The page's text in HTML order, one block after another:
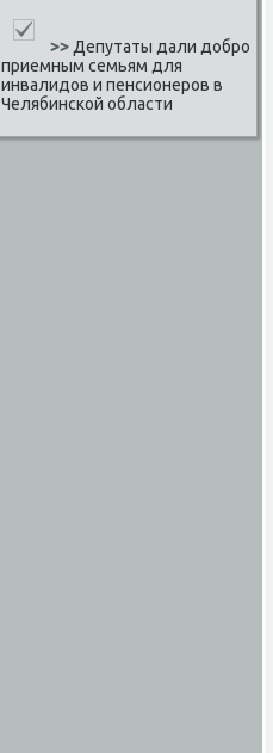
>> Депутаты дали добро
приемным семьям для
инвалидов и пенсионеров в
Челябинской области